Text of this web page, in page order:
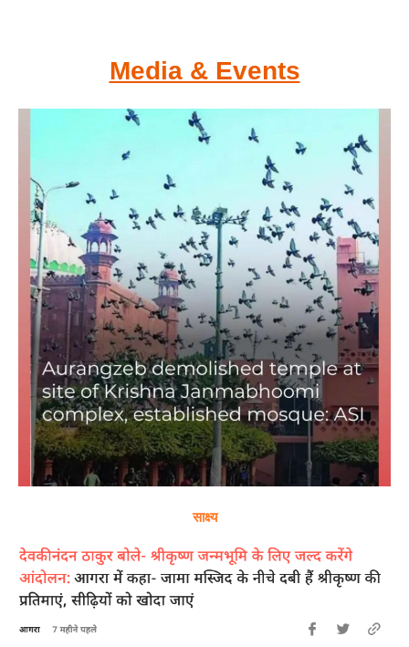
Media & Events
साक्ष्य